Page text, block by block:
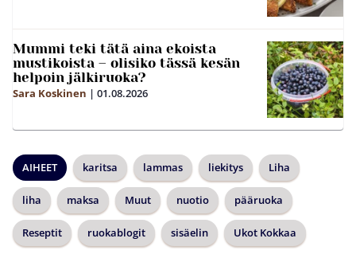
Mummi teki tätä aina ekoista
mustikoista – olisiko tässä kesän
helpoin jälkiruoka?
Sara Koskinen | 01.08.2026
AIHEET karitsa lammas liekitys Liha
liha maksa Muut nuotio pääruoka
Reseptit ruokablogit sisäelin Ukot Kokkaa